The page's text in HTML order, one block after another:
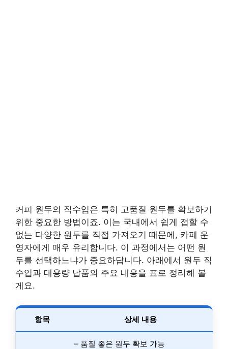
커피 원두의 직수입은 특히 고품질 원두를 확보하기
위한 중요한 방법이죠. 이는 국내에서 쉽게 접할 수
없는 다양한 원두를 직접 가져오기 때문에, 카페 운
영자에게 매우 유리합니다. 이 과정에서는 어떤 원
두를 선택하느냐가 중요하답니다. 아래에서 원두 직
수입과 대용량 납품의 주요 내용을 표로 정리해 볼
게요.
항목 상세 내용
– 품질 좋은 원두 확보 가능